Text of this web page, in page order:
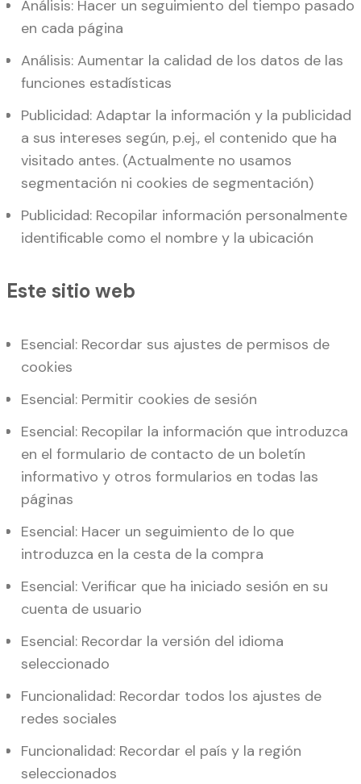
Análisis: Hacer un seguimiento del tiempo pasado
en cada página
Análisis: Aumentar la calidad de los datos de las
funciones estadísticas
Publicidad: Adaptar la información y la publicidad
a sus intereses según, p.ej., el contenido que ha
visitado antes. (Actualmente no usamos
segmentación ni cookies de segmentación)
Publicidad: Recopilar información personalmente
identificable como el nombre y la ubicación
Este sitio web
Esencial: Recordar sus ajustes de permisos de
cookies
Esencial: Permitir cookies de sesión
Esencial: Recopilar la información que introduzca
en el formulario de contacto de un boletín
informativo y otros formularios en todas las
páginas
Esencial: Hacer un seguimiento de lo que
introduzca en la cesta de la compra
Esencial: Verificar que ha iniciado sesión en su
cuenta de usuario
Esencial: Recordar la versión del idioma
seleccionado
Funcionalidad: Recordar todos los ajustes de
redes sociales
Funcionalidad: Recordar el país y la región
seleccionados